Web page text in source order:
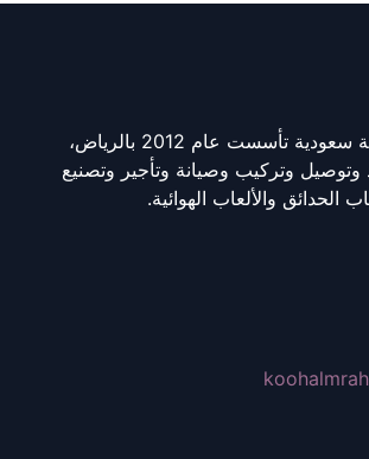
كوخ المرح، مؤسسة سعودية تأسست عام 2012 بالرياض،
وتركيب وصيانة وتأجير وتصنيع
الحدائق والألعاب الهوائية.